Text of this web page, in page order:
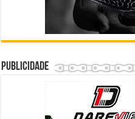
Publicidade